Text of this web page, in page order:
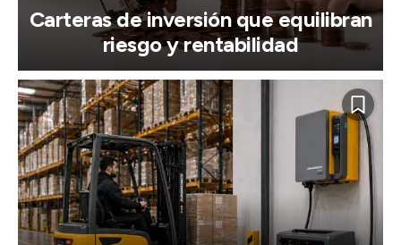
Carteras de inversión que equilibran
riesgo y rentabilidad